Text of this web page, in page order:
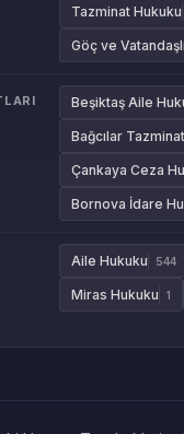
Tazminat Hukuku
Göç ve
Beşiktaş Aile
Bağcılar
Çankaya Ceza
Bornova İdare
Aile Hukuku 544
Miras Hukuku 1